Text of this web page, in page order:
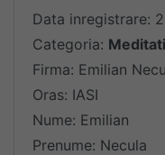
Data inregistrare:
Categoria:
Firma: Emilian
Oras: IASI
Nume: Emilian
Prenume: Necula